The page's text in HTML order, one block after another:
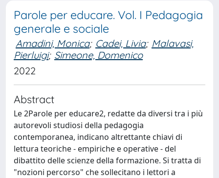
Parole per educare. Vol. I Pedagogia
generale e sociale
Amadini, Monica; Cadei, Livia; Malavasi,
Pierluigi; Simeone, Domenico
2022
Abstract
Le 2Parole per educare2, redatte da diversi tra i più
autorevoli studiosi della pedagogia
contemporanea, indicano altrettante chiavi di
lettura teoriche - empiriche e operative - del
dibattito delle scienze della formazione. Si tratta di
"nozioni percorso" che sollecitano i lettori a